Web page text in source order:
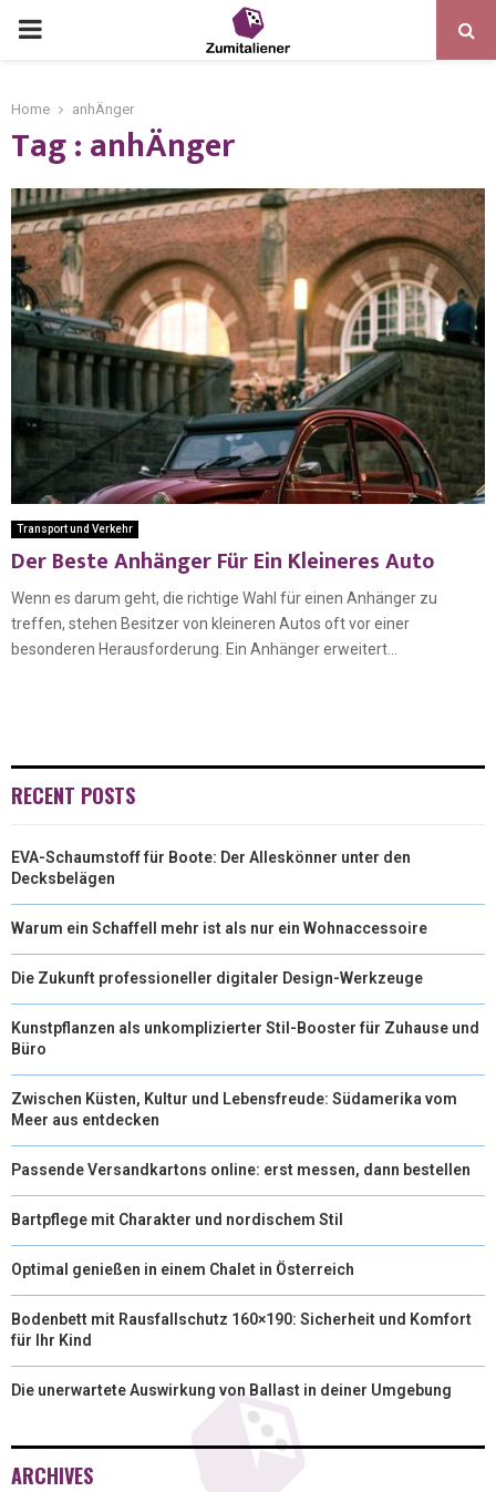
Home anhÄnger
Tag : anhÄnger
Transport und Verkehr
Der Beste Anhänger Für Ein Kleineres Auto
Wenn es darum geht, die richtige Wahl für einen Anhänger zu
treffen, stehen Besitzer von kleineren Autos oft vor einer
besonderen Herausforderung. Ein Anhänger erweitert...
RECENT POSTS
EVA-Schaumstoff für Boote: Der Alleskönner unter den
Decksbelägen
Warum ein Schaffell mehr ist als nur ein Wohnaccessoire
Die Zukunft professioneller digitaler Design-Werkzeuge
Kunstpflanzen als unkomplizierter Stil-Booster für Zuhause und
Büro
Zwischen Küsten, Kultur und Lebensfreude: Südamerika vom
Meer aus entdecken
Passende Versandkartons online: erst messen, dann bestellen
Bartpflege mit Charakter und nordischem Stil
Optimal genießen in einem Chalet in Österreich
Bodenbett mit Rausfallschutz 160×190: Sicherheit und Komfort
für Ihr Kind
Die unerwartete Auswirkung von Ballast in deiner Umgebung
ARCHIVES